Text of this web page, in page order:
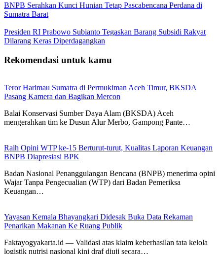
BNPB Serahkan Kunci Hunian Tetap Pascabencana Perdana di
Sumatra Barat
Presiden RI Prabowo Subianto Tegaskan Barang Subsidi Rakyat
Dilarang Keras Diperdagangkan
Rekomendasi untuk kamu
Teror Harimau Sumatra di Permukiman Aceh Timur, BKSDA
Pasang Kamera dan Bagikan Mercon
Balai Konservasi Sumber Daya Alam (BKSDA) Aceh
mengerahkan tim ke Dusun Alur Merbo, Gampong Pante…
Raih Opini WTP ke-15 Berturut-turut, Kualitas Laporan Keuangan
BNPB Diapresiasi BPK
Badan Nasional Penanggulangan Bencana (BNPB) menerima opini
Wajar Tanpa Pengecualian (WTP) dari Badan Pemeriksa
Keuangan…
Yayasan Kemala Bhayangkari Didesak Buka Data Rekaman
Penarikan Makanan Ke Ruang Publik
Faktayogyakarta.id — Validasi atas klaim keberhasilan tata kelola
logistik nutrisi nasional kini draf diuji secara…